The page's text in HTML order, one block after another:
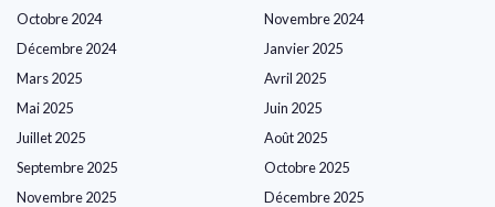
Octobre 2024
Novembre 2024
Décembre 2024
Janvier 2025
Mars 2025
Avril 2025
Mai 2025
Juin 2025
Juillet 2025
Août 2025
Septembre 2025
Octobre 2025
Novembre 2025
Décembre 2025